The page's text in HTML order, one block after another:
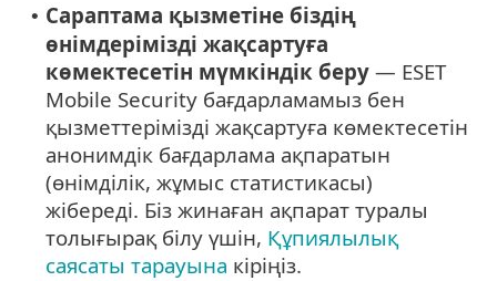
• Сараптама қызметіне біздің
өнімдерімізді жақсартуға
көмектесетін мүмкіндік беру — ESET
Mobile Security бағдарламамыз бен
қызметтерімізді жақсартуға көмектесетін
анонимдік бағдарлама ақпаратын
(өнімділік, жұмыс статистикасы)
жібереді. Біз жинаған ақпарат туралы
толығырақ білу үшін, Құпиялылық
саясаты тарауына кіріңіз.